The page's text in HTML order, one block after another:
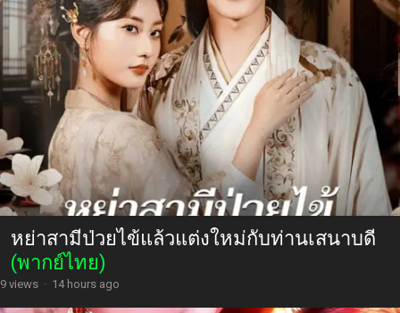
หย่าสามีป่วยไข้แล้วแต่งใหม่กับท่านเสนาบดี
(พากย์ไทย)
9 views · 14 hours ago